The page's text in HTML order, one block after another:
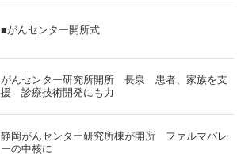
■がんセンター開所式
がんセンター研究所開所 長泉 患者、家族を支
援 診療技術開発にも力
静岡がんセンター研究所棟が開所 ファルマバレ
ーの中核に